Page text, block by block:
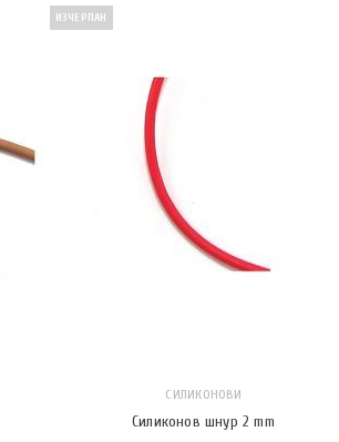
ИЗЧЕРПАН
СИЛИКОНОВИ
Силиконов шнур 2 mm